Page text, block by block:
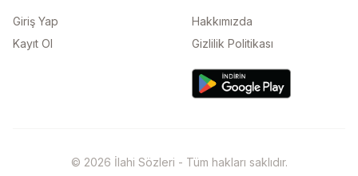
Giriş Yap
Kayıt Ol
Hakkımızda
Gizlilik Politikası
© 2026 İlahi Sözleri - Tüm hakları saklıdır.